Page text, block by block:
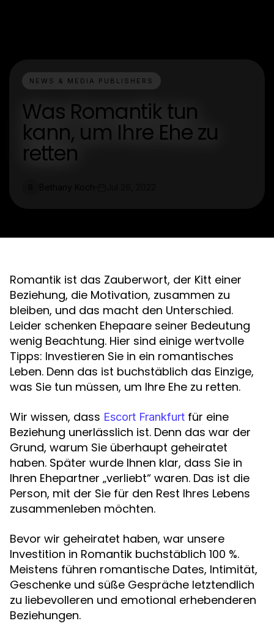
NEWS & MEDIA PUBLISHERS
Was Romantik tun
kann, um Ihre Ehe zu
retten
Romantik ist das Zauberwort, der Kitt einer
Beziehung, die Motivation, zusammen zu
bleiben, und das macht den Unterschied.
Leider schenken Ehepaare seiner Bedeutung
wenig Beachtung. Hier sind einige wertvolle
Tipps: Investieren Sie in ein romantisches
Leben. Denn das ist buchstäblich das Einzige,
was Sie tun müssen, um Ihre Ehe zu retten.
Wir wissen, dass Escort Frankfurt für eine
Beziehung unerlässlich ist. Denn das war der
Grund, warum Sie überhaupt geheiratet
haben. Später wurde Ihnen klar, dass Sie in
Ihren Ehepartner „verliebt“ waren. Das ist die
Person, mit der Sie für den Rest Ihres Lebens
zusammenleben möchten.
Bevor wir geheiratet haben, war unsere
Investition in Romantik buchstäblich 100 %.
Meistens führen romantische Dates, Intimität,
Geschenke und süße Gespräche letztendlich
zu liebevolleren und emotional erhebenderen
Beziehungen.